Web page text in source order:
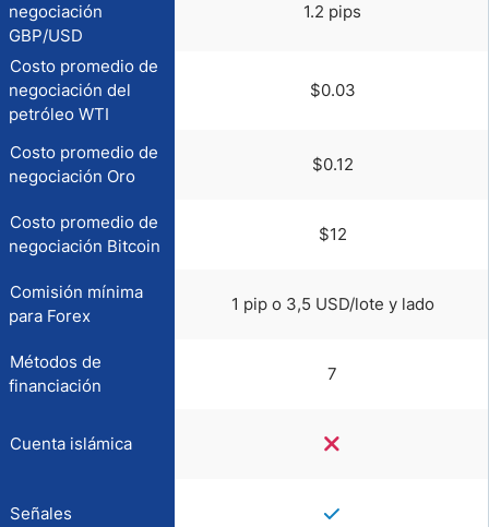
negociación
GBP/USD
1.2 pips
Costo promedio de
negociación del
petróleo WTI
$0.03
Costo promedio de
negociación Oro
$0.12
Costo promedio de
negociación Bitcoin
$12
Comisión mínima
para Forex
1 pip o 3,5 USD/lote y lado
Métodos de
financiación
7
Cuenta islámica
Señales